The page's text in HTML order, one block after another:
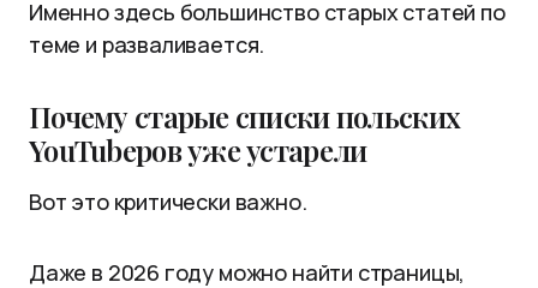
Именно здесь большинство старых статей по
теме и разваливается.
Почему старые списки польских
YouTubеров уже устарели
Вот это критически важно.
Даже в 2026 году можно найти страницы,